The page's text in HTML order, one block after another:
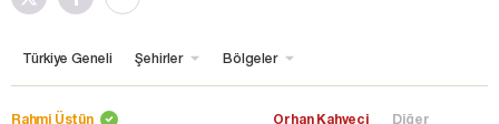
Türkiye Geneli Şehirler Bölgeler
Rahmi Üstün Orhan Kahveci Diğer